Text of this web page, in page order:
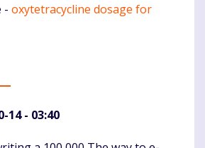
- oxytetracycline dosage for
14 - 03:40